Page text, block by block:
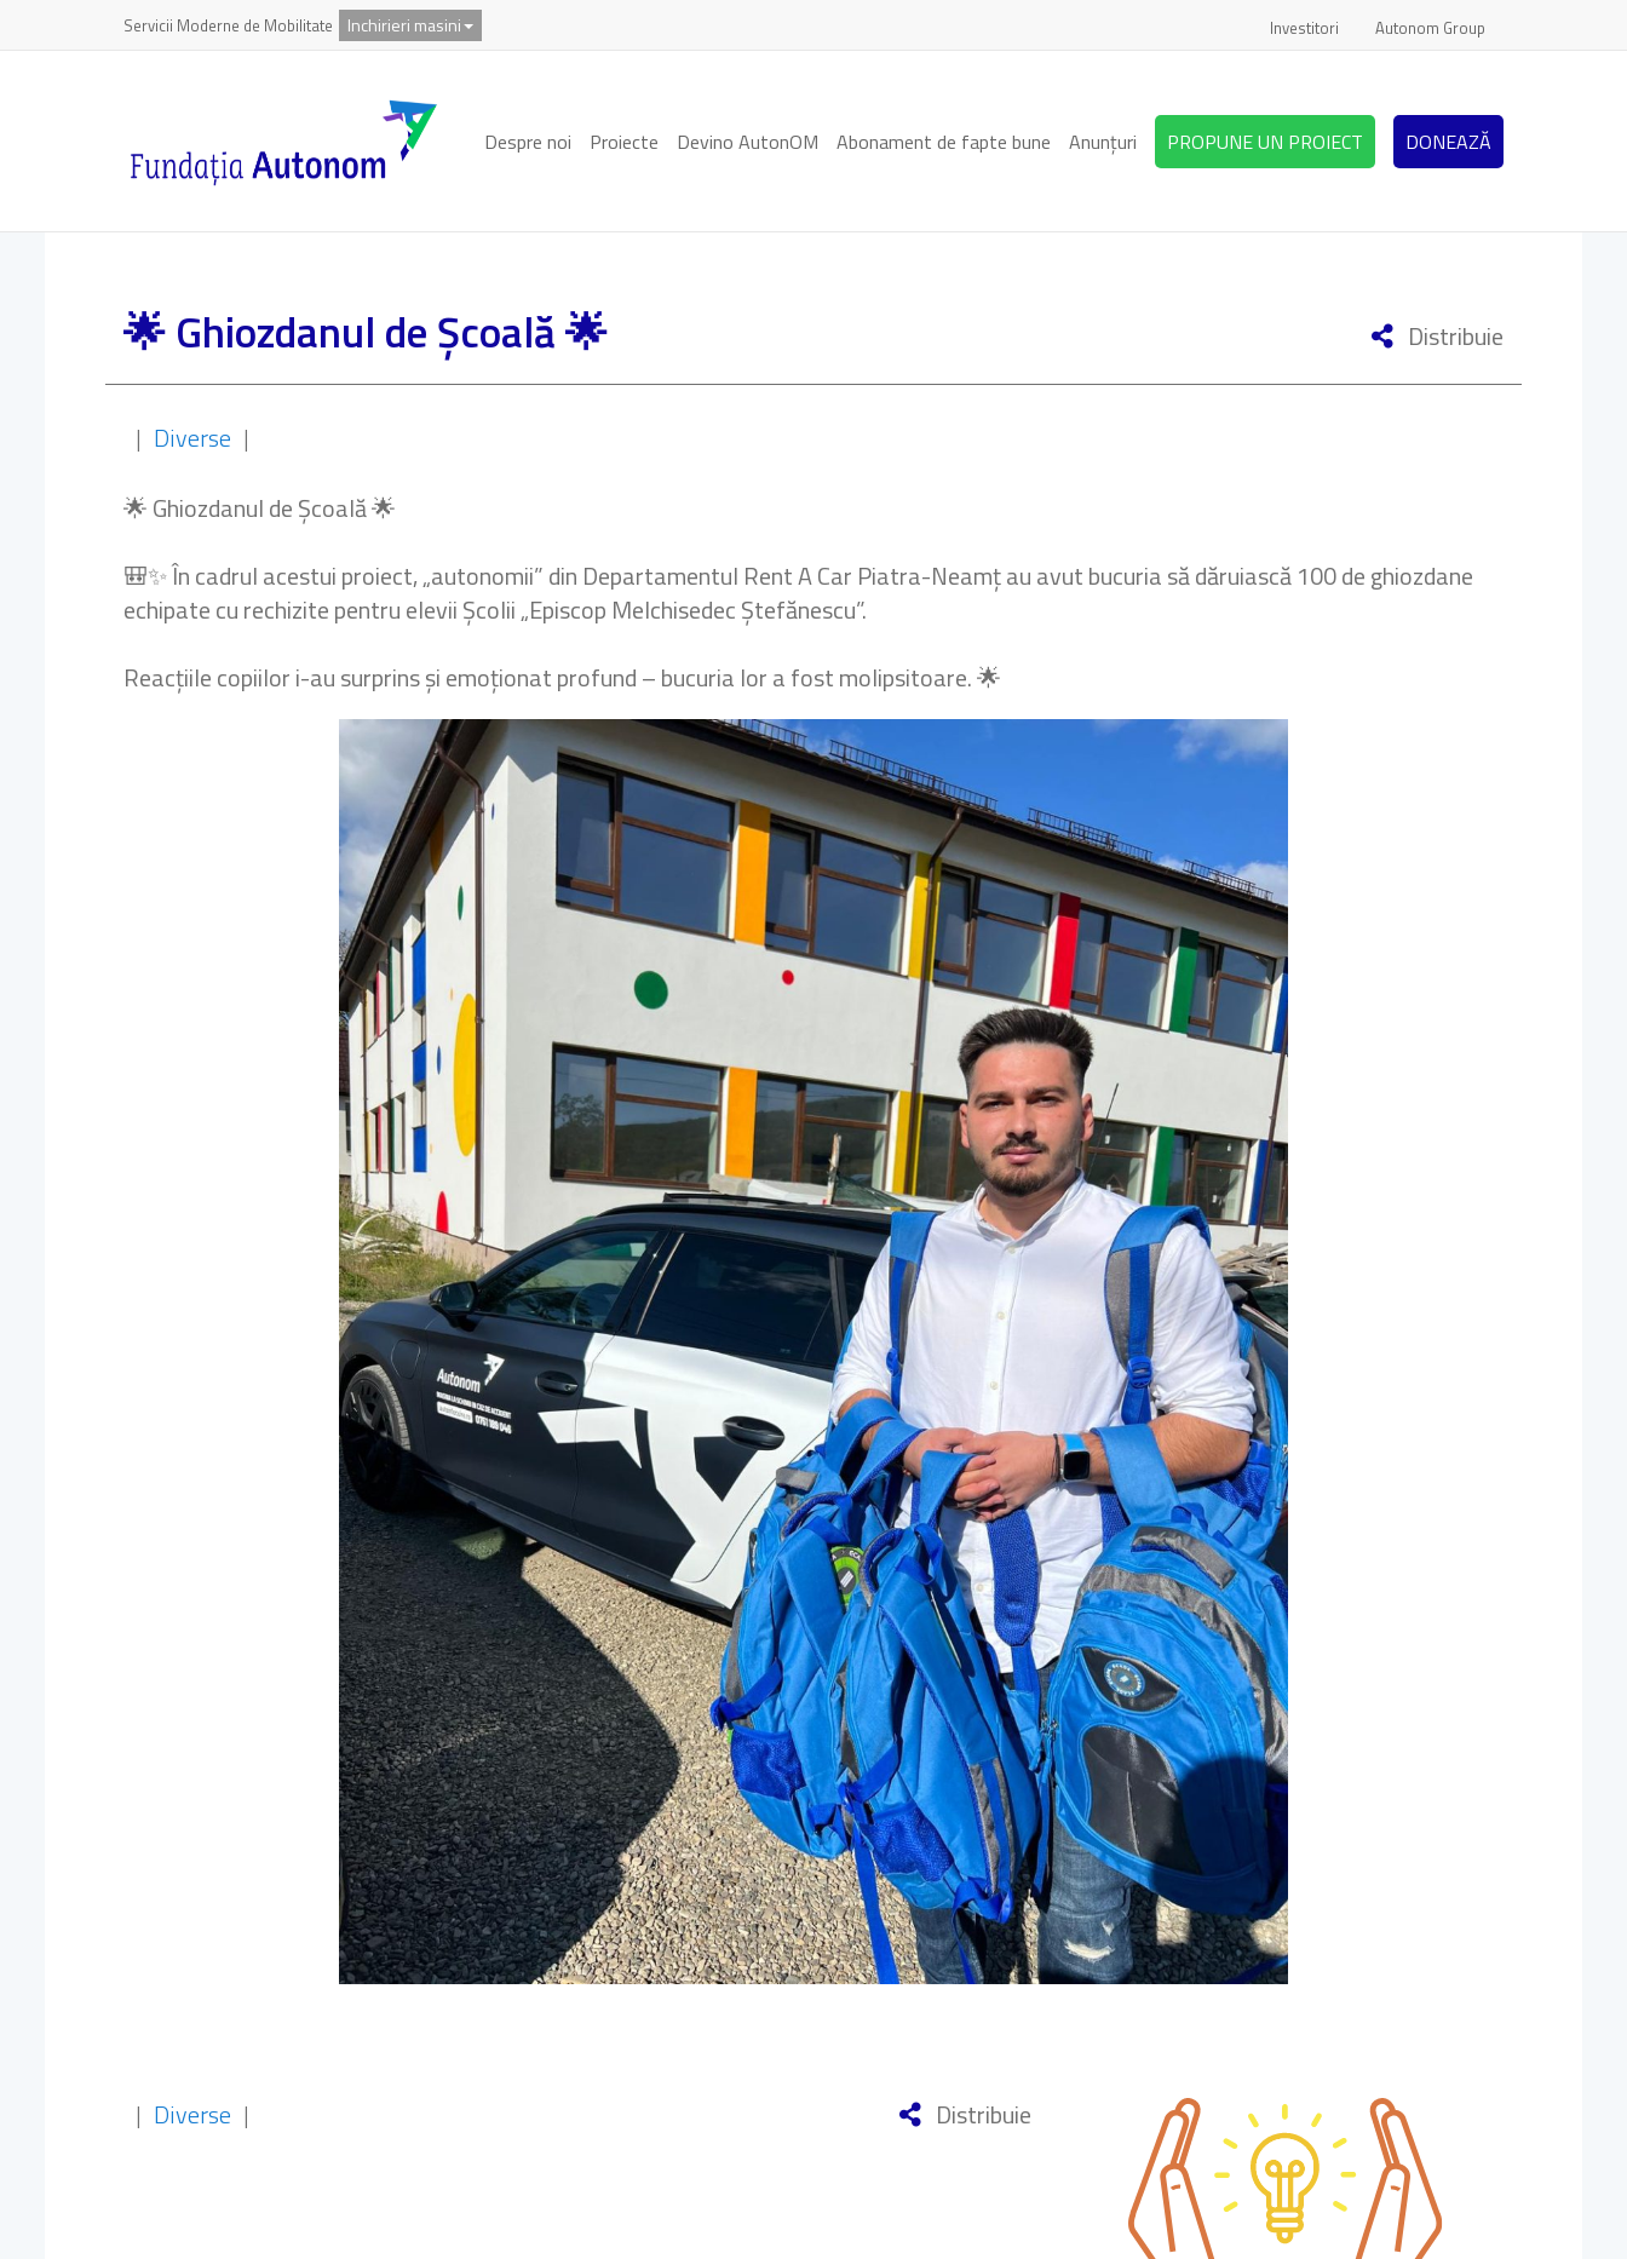
Servicii Moderne de Mobilitate Inchirieri masini Investitori Autonom Group
Despre noi Proiecte Devino AutonOM Abonament de fapte bune Anunțuri PROPUNE UN PROIECT DONEAZĂ
🌟 Ghiozdanul de Școală 🌟 Distribuie
| Diverse |
🌟 Ghiozdanul de Școală 🌟
🎒✨ În cadrul acestui proiect, „autonomii” din Departamentul Rent A Car Piatra-Neamț au avut bucuria să dăruiască 100 de ghiozdane
echipate cu rechizite pentru elevii Școlii „Episcop Melchisedec Ștefănescu”.
Reacțiile copiilor i-au surprins și emoționat profund – bucuria lor a fost molipsitoare. 🌟
| Diverse | Distribuie